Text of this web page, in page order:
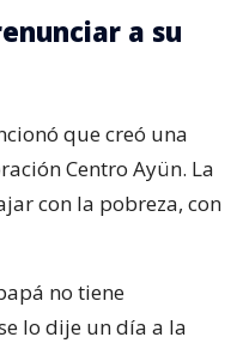
a su
que creó una
Centro Ayün. La
con la pobreza, con
no tiene
lo dije un día a la